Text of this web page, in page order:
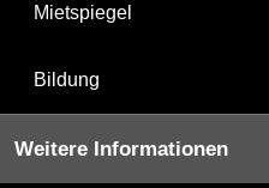
Mietspiegel
Bildung
Weitere Informationen